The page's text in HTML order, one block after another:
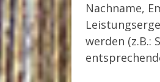
Nachname,
werden (z.B.: